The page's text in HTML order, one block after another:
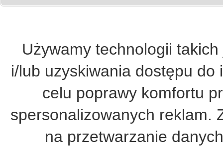
Używamy technologii
i/lub uzyskiwania dostępu
celu poprawy komfortu
spersonalizowanych reklam.
na przetwarzanie